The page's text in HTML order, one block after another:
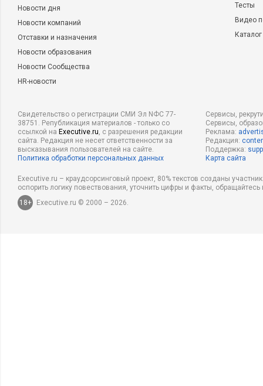
Новости дня
Новости компаний
Отставки и назначения
Новости образования
Новости Сообщества
HR-новости
Тесты
Видео
Свидетельство о регистрации СМИ Эл NФС 77-
38751. Републикация материалов - только со
ссылкой на Executive.ru, с разрешения редакции
сайта. Редакция не несет ответственности за
высказывания пользователей на сайте.
Политика обработки персональных данных
Сервисы,
Сервисы,
Реклама:
Редакция:
Поддержка:
Карта сайта
Executive.ru – краудсорсинговый проект, 80% текстов созданы
оспорить логику повествования, уточнить цифры и факты,
18+
Executive.ru © 2000 – 2026.